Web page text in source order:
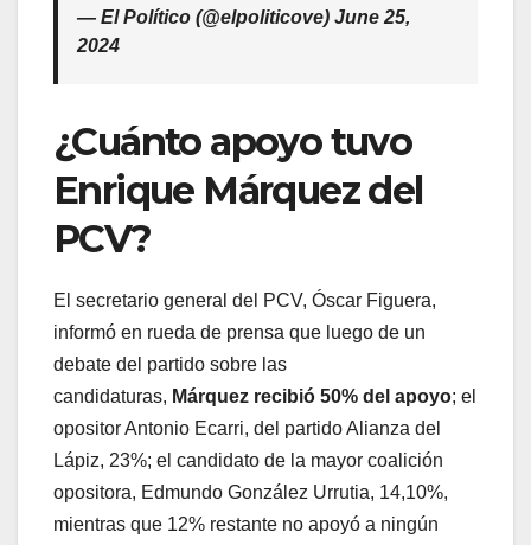
— El Político (@elpoliticove) June 25,
2024
¿Cuánto apoyo tuvo
Enrique Márquez del
PCV?
El secretario general del PCV, Óscar Figuera,
informó en rueda de prensa que luego de un
debate del partido sobre las
candidaturas, Márquez recibió 50% del apoyo; el
opositor Antonio Ecarri, del partido Alianza del
Lápiz, 23%; el candidato de la mayor coalición
opositora, Edmundo González Urrutia, 14,10%,
mientras que 12% restante no apoyó a ningún